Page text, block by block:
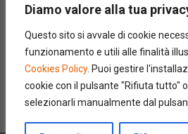
Diamo valore alla tua
Questo sito si avvale di cookie
funzionamento e utili alle finalità
Cookies Policy. Puoi gestire
cookie con il pulsante "Rifiuta tutto"
selezionarli manualmente dal
Cookie policy
Contatti